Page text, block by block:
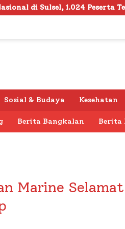
Peserta Terdaftar
Sosial & Budaya Kesehatan
Berita Bangkalan Berita
Marine Selamat